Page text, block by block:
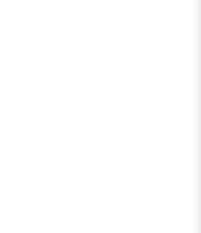
Finanzen